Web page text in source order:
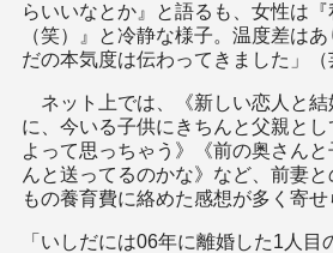
らいいなとか』と語るも、女性は
（笑）』と冷静な様子。温度差は
だの本気度は伝わってきました」（
ネット上では、《新しい恋人と結
に、今いる子供にきちんと父親と
よって思っちゃう》《前の奥さん
んと送ってるのかな》など、前妻
もの養育費に絡めた感想が多く寄せ
「いしだには06年に離婚した1人